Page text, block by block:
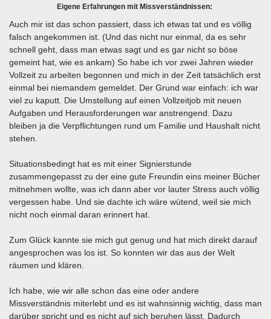
Eigene Erfahrungen mit Missverständnissen:
Auch mir ist das schon passiert, dass ich etwas tat und es völlig
falsch angekommen ist. (Und das nicht nur einmal, da es sehr
schnell geht, dass man etwas sagt und es gar nicht so böse
gemeint hat, wie es ankam) So habe ich vor zwei Jahren wieder
Vollzeit zu arbeiten begonnen und mich in der Zeit tatsächlich erst
einmal bei niemandem gemeldet. Der Grund war einfach: ich war
viel zu kaputt. Die Umstellung auf einen Vollzeitjob mit neuen
Aufgaben und Herausforderungen war anstrengend. Dazu
bleiben ja die Verpflichtungen rund um Familie und Haushalt nicht
stehen.
Situationsbedingt hat es mit einer Signierstunde
zusammengepasst zu der eine gute Freundin eins meiner Bücher
mitnehmen wollte, was ich dann aber vor lauter Stress auch völlig
vergessen habe. Und sie dachte ich wäre wütend, weil sie mich
nicht noch einmal daran erinnert hat.
Zum Glück kannte sie mich gut genug und hat mich direkt darauf
angesprochen was los ist. So konnten wir das aus der Welt
räumen und klären.
Ich habe, wie wir alle schon das eine oder andere
Missverständnis miterlebt und es ist wahnsinnig wichtig, dass man
darüber spricht und es nicht auf sich beruhen lässt. Dadurch